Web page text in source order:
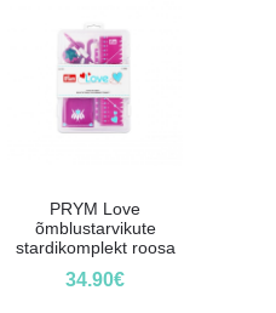
PRYM Love
õmblustarvikute
stardikomplekt roosa
34.90€